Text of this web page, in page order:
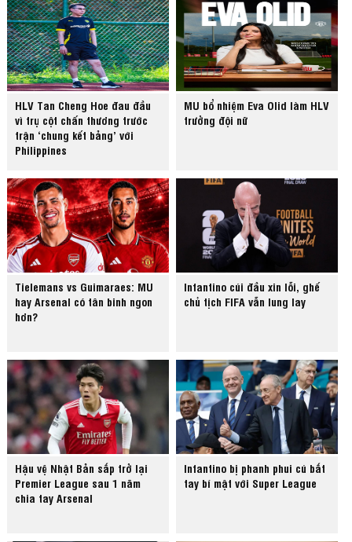
HLV Tan Cheng Hoe đau đầu
vì trụ cột chấn thương trước
trận ‘chung kết bảng’ với
Philippines
MU bổ nhiệm Eva Olid làm HLV
trưởng đội nữ
Tielemans vs Guimaraes: MU
hay Arsenal có tân binh ngon
hơn?
Infantino cúi đầu xin lỗi, ghế
chủ tịch FIFA vẫn lung lay
Hậu vệ Nhật Bản sắp trở lại
Premier League sau 1 năm
chia tay Arsenal
Infantino bị phanh phui cú bắt
tay bí mật với Super League